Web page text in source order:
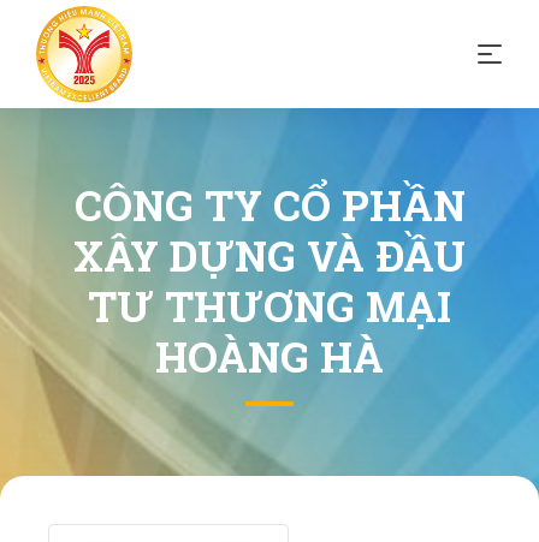
CÔNG TY CỔ PHẦN
XÂY DỰNG VÀ ĐẦU
TƯ THƯƠNG MẠI
HOÀNG HÀ